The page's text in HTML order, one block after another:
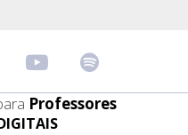
Professores